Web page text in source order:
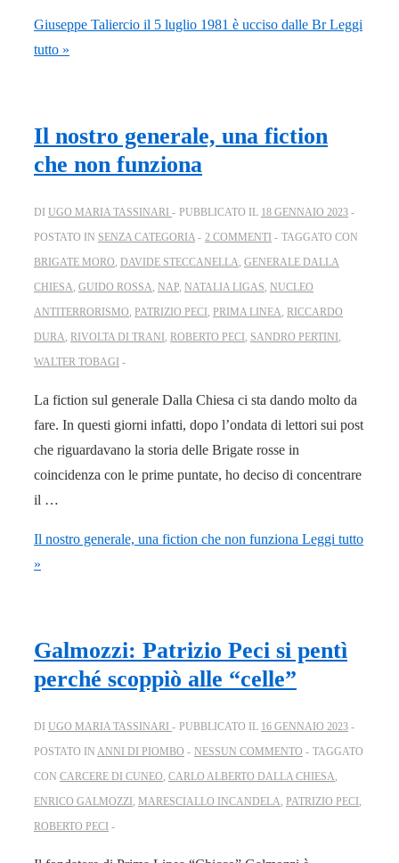
Giuseppe Taliercio il 5 luglio 1981 è ucciso dalle BrLeggi
tutto »
Il nostro generale, una fiction
che non funziona
DI UGO MARIA TASSINARI PUBBLICATO IL 18 GENNAIO 2023
POSTATO IN SENZA CATEGORIA 2 COMMENTI
TAGGATO CON
BRIGATE MORO DAVIDE STECCANELLA GENERALE DALLA
CHIESA GUIDO ROSSA NAP NATALIA LIGAS NUCLEO
ANTITERRORISMO PATRIZIO PECI PRIMA LINEA RICCARDO
DURA RIVOLTA DI TRANI ROBERTO PECI SANDRO PERTINI
WALTER TOBAGI
La fiction sul generale Dalla Chiesa ci sta dando molto da
fare. In questi giorni infatti, dopo l’ondata di lettori sui post
che riguardavano la storia delle Brigate rosse in
coincidenza con le prime puntate, ho deciso di concentrare
il …
Il nostro generale, una fiction che non funziona Leggi tutto
»
Galmozzi: Patrizio Peci si pentì
perché scoppiò alle “celle”
DI UGO MARIA TASSINARI PUBBLICATO IL 16 GENNAIO 2023
POSTATO IN ANNI DI PIOMBO NESSUN COMMENTO
TAGGATO
CON CARCERE DI CUNEO, CARLO ALBERTO DALLA CHIESA,
ENRICO GALMOZZI, MARESCIALLO INCANDELA, PATRIZIO PECI,
ROBERTO PECI